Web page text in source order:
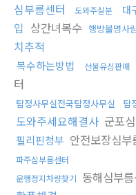
심부름센터
도와주실분 대
입 상간녀복수 행방불명사
치추적
복수하는방법 선불유심판매
터
탐정사무실전국탐정사무실 탐
도와주세요해결사 군포
필리핀청부 안전보장심부
파주심부름센터
운행정지차량찾기 동해심부